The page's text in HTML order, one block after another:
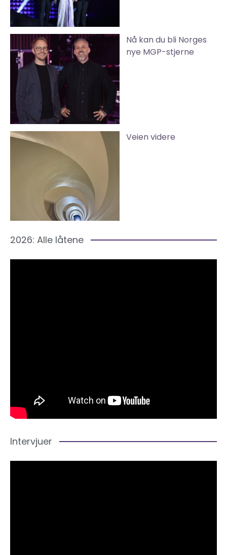
Nå kan du bli Norges
nye MGP-stjerne
Veien videre
2026: Alle låtene
Intervjuer